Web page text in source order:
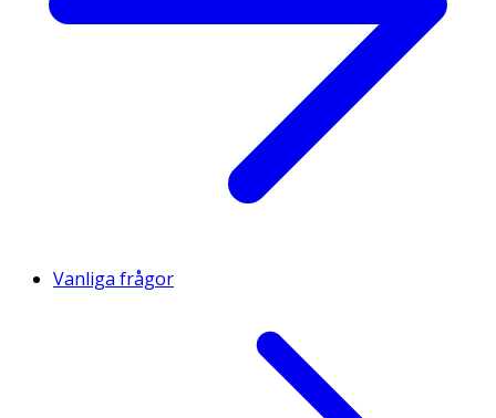
Vanliga frågor